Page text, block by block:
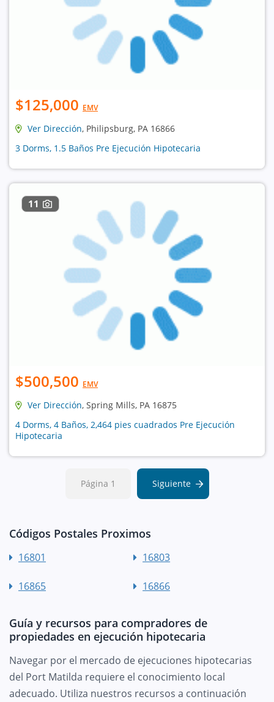
$125,000 EMV
Ver Dirección, Philipsburg, PA 16866
3 Dorms, 1.5 Baños Pre Ejecución Hipotecaria
11
$500,500 EMV
Ver Dirección, Spring Mills, PA 16875
4 Dorms, 4 Baños, 2,464 pies cuadrados Pre Ejecución
Hipotecaria
Página 1 Siguiente
Códigos Postales Proximos
16801 16803
16865 16866
Guía y recursos para compradores de
propiedades en ejecución hipotecaria
Navegar por el mercado de ejecuciones hipotecarias
del Port Matilda requiere el conocimiento local
adecuado. Utiliza nuestros recursos a continuación